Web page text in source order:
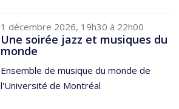
1 décembre 2026, 19h30 à 22h00
Une soirée jazz et musiques du
monde
Ensemble de musique du monde de
l'Université de Montréal